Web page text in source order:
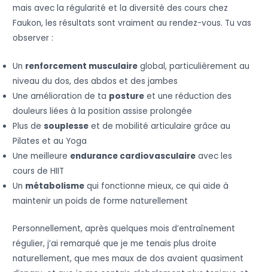
mais avec la régularité et la diversité des cours chez
Faukon, les résultats sont vraiment au rendez-vous. Tu vas
observer :
Un renforcement musculaire global, particulièrement au
niveau du dos, des abdos et des jambes
Une amélioration de ta posture et une réduction des
douleurs liées à la position assise prolongée
Plus desouplesse et de mobilité articulaire grâce au
Pilates et au Yoga
Une meilleure endurance cardiovasculaire avec les
cours de HIIT
Un métabolisme qui fonctionne mieux, ce qui aide à
maintenir un poids de forme naturellement
Personnellement, après quelques mois d’entraînement
régulier, j’ai remarqué que je me tenais plus droite
naturellement, que mes maux de dos avaient quasiment